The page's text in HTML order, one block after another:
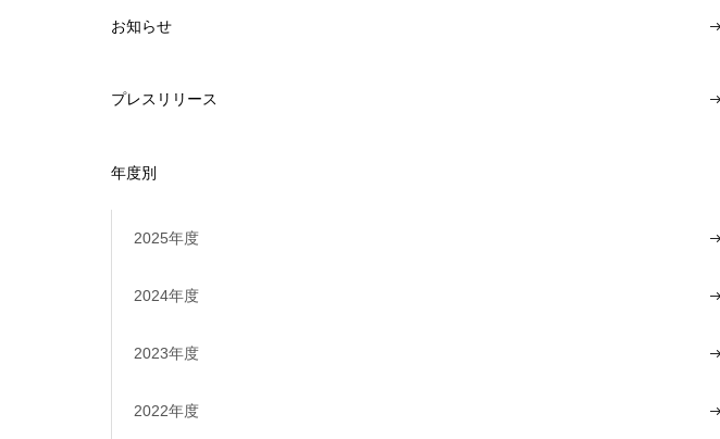
お知らせ
プレスリリース
年度別
2025年度
2024年度
2023年度
2022年度